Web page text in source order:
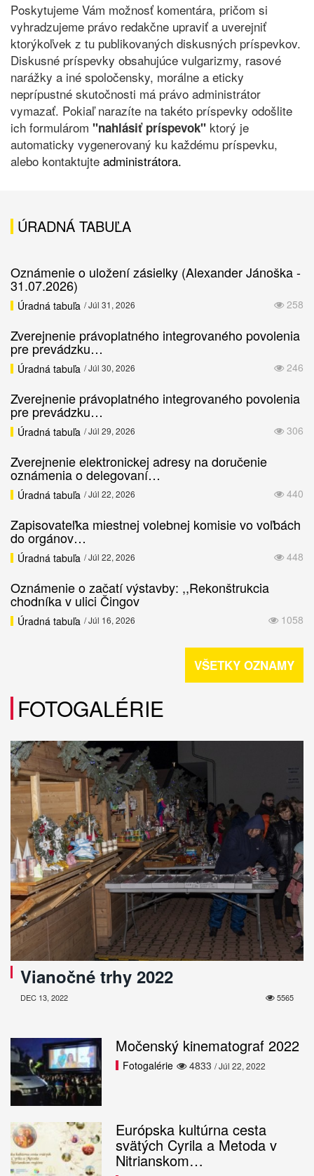
Poskytujeme Vám možnosť komentára, pričom si
vyhradzujeme právo redakčne upraviť a uverejniť
ktorýkoľvek z tu publikovaných diskusných príspevkov.
Diskusné príspevky obsahujúce vulgarizmy, rasové
narážky a iné spoločensky, morálne a eticky
neprípustné skutočnosti má právo administrátor
vymazať. Pokiaľ narazíte na takéto príspevky odošlite
ich formulárom "nahlásiť príspevok" ktorý je
automaticky vygenerovaný ku každému príspevku,
alebo kontaktujte administrátora.
ÚRADNÁ TABUĽA
Oznámenie o uložení zásielky (Alexander Jánoška -
31.07.2026)
258
Úradná tabuľa / Júl 31, 2026
Zverejnenie právoplatného integrovaného povolenia
pre prevádzku…
246
Úradná tabuľa / Júl 30, 2026
Zverejnenie právoplatného integrovaného povolenia
pre prevádzku…
306
Úradná tabuľa / Júl 29, 2026
Zverejnenie elektronickej adresy na doručenie
oznámenia o delegovaní…
440
Úradná tabuľa / Júl 22, 2026
Zapisovateľka miestnej volebnej komisie vo voľbách
do orgánov…
448
Úradná tabuľa / Júl 22, 2026
Oznámenie o začatí výstavby: ,,Rekonštrukcia
chodníka v ulici Čingov
1058
Úradná tabuľa / Júl 16, 2026
VŠETKY OZNAMY
FOTOGALÉRIE
Vianočné trhy 2022
5565
DEC 13, 2022
Močenský kinematograf 2022
4833
Fotogalérie / Júl 22, 2022
Európska kultúrna cesta
svätých Cyrila a Metoda v
Nitrianskom…